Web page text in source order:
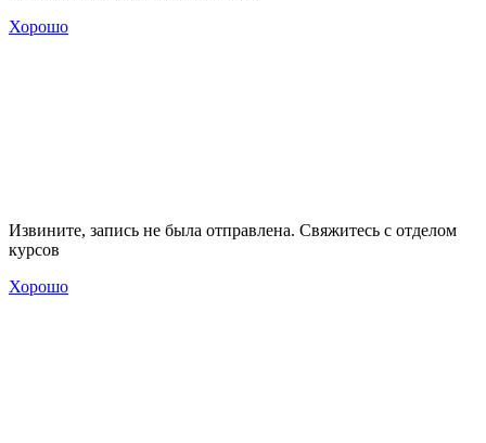
Хорошо
Извините, запись не была отправлена. Свяжитесь с отделом
курсов
Хорошо